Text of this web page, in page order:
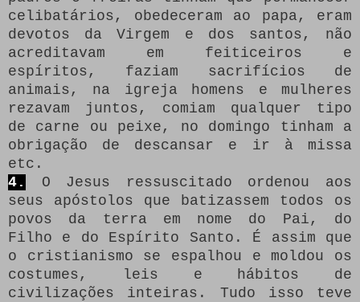
celibatários, obedeceram ao papa, eram
devotos da Virgem e dos santos, não
acreditavam em feiticeiros e
espíritos, faziam sacrifícios de
animais, na igreja homens e mulheres
rezavam juntos, comiam qualquer tipo
de carne ou peixe, no domingo tinham a
obrigação de descansar e ir à missa
etc.
4.
O Jesus ressuscitado ordenou aos
seus apóstolos que batizassem todos os
povos da terra em nome do Pai, do
Filho e do Espírito Santo.
É assim que
o cristianismo se espalhou e moldou os
costumes, leis e hábitos de
civilizações inteiras.
Tudo isso teve